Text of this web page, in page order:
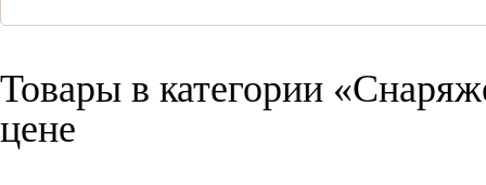
Товары в категории
цене